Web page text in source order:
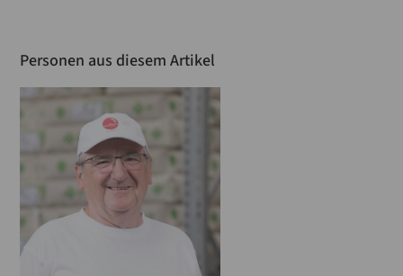
Personen aus diesem Artikel